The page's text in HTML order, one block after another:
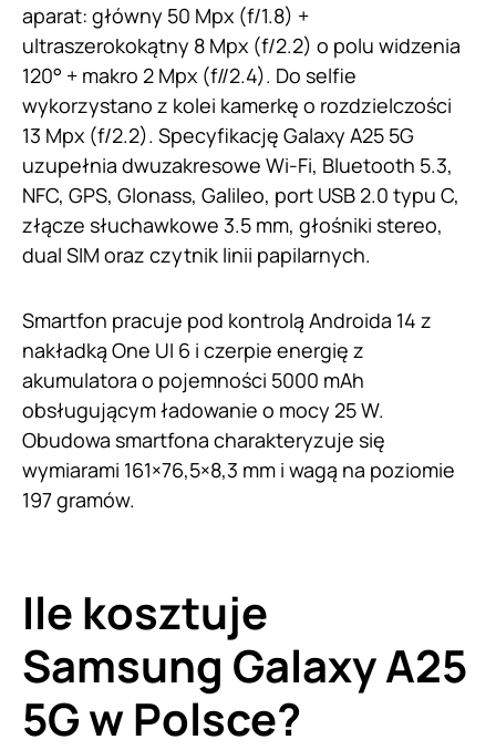
aparat: główny 50 Mpx (f/1.8) +
ultraszerokokątny 8 Mpx (f/2.2) o polu widzenia
120° + makro 2 Mpx (f//2.4). Do selfie
wykorzystano z kolei kamerkę o rozdzielczości
13 Mpx (f/2.2). Specyfikację Galaxy A25 5G
uzupełnia dwuzakresowe Wi-Fi, Bluetooth 5.3,
NFC, GPS, Glonass, Galileo, port USB 2.0 typu C,
złącze słuchawkowe 3.5 mm, głośniki stereo,
dual SIM oraz czytnik linii papilarnych.
Smartfon pracuje pod kontrolą Androida 14 z
nakładką One UI 6 i czerpie energię z
akumulatora o pojemności 5000 mAh
obsługującym ładowanie o mocy 25 W.
Obudowa smartfona charakteryzuje się
wymiarami 161×76,5×8,3 mm i wagą na poziomie
197 gramów.
Ile kosztuje
Samsung Galaxy A25
5G w Polsce?